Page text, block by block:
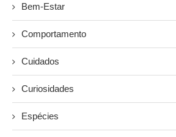
Bem-Estar
Comportamento
Cuidados
Curiosidades
Espécies